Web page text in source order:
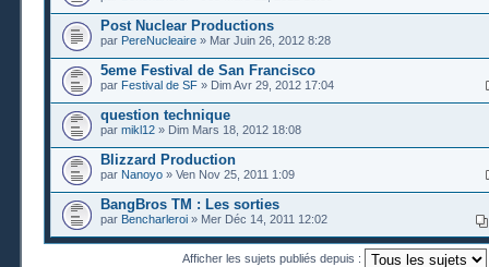
Post Nuclear Productions
par PereNucleaire » Mar Juin 26, 2012 8:28
5eme Festival de San Francisco
par Festival de SF » Dim Avr 29, 2012 17:04
question technique
par mikl12 » Dim Mars 18, 2012 18:08
Blizzard Production
par Nanoyo » Ven Nov 25, 2011 1:09
BangBros TM : Les sorties
par Bencharleroi » Mer Déc 14, 2011 12:02
Afficher les sujets publiés depuis :